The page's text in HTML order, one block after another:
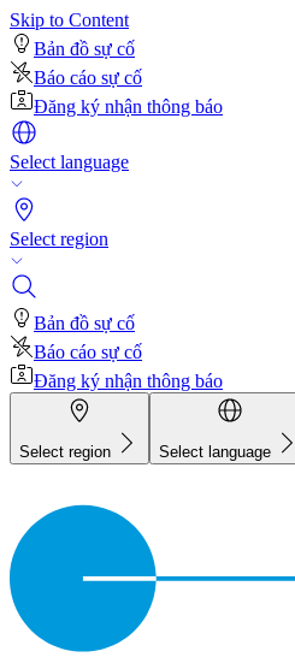
Skip to Content
Bản đồ sự cố
Báo cáo sự cố
Đăng ký nhận thông báo
Select language
Select region
Bản đồ sự cố
Báo cáo sự cố
Đăng ký nhận thông báo
Select region Select language